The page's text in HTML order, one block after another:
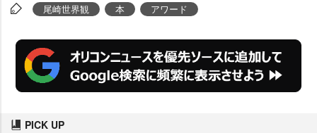
尾崎世界観 本 アワード
PICK UP